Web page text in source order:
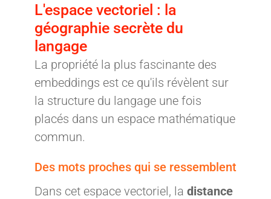
L'espace vectoriel : la
géographie secrète du
langage
La propriété la plus fascinante des
embeddings est ce qu'ils révèlent sur
la structure du langage une fois
placés dans un espace mathématique
commun.
Des mots proches qui se ressemblent
Dans cet espace vectoriel, la distance